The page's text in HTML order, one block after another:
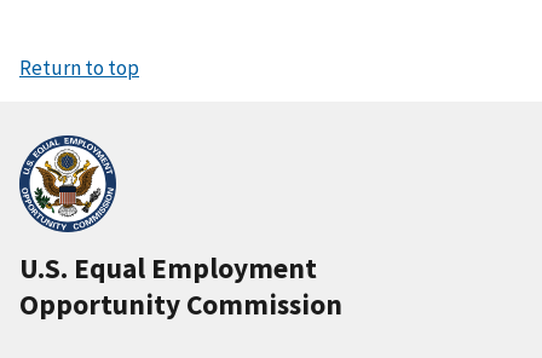
Return to top
U.S. Equal Employment
Opportunity Commission